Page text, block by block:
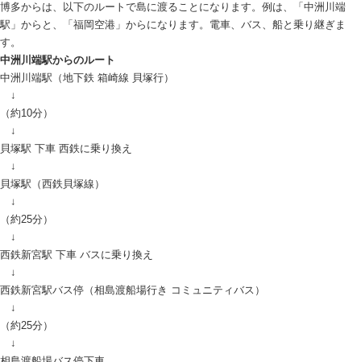
博多からは、以下のルートで島に渡ることになります。例は、「中洲川端
駅」からと、「福岡空港」からになります。電車、バス、船と乗り継ぎま
す。
中洲川端駅からのルート
中洲川端駅（地下鉄 箱崎線 貝塚行）
↓
（約10分）
↓
貝塚駅 下車 西鉄に乗り換え
↓
貝塚駅（西鉄貝塚線）
↓
（約25分）
↓
西鉄新宮駅 下車 バスに乗り換え
↓
西鉄新宮駅バス停（相島渡船場行き コミュニティバス）
↓
（約25分）
↓